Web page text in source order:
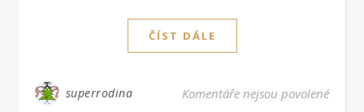
ČÍST DÁLE
superrodina Komentáře nejsou povolenéu